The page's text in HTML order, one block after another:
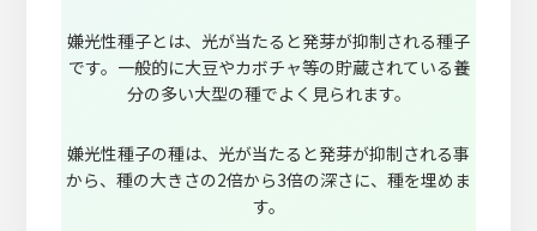
嫌光性種子とは、光が当たると発芽が抑制される種子
です。一般的に大豆やカボチャ等の貯蔵されている養
分の多い大型の種でよく見られます。
嫌光性種子の種は、光が当たると発芽が抑制される事
から、種の大きさの2倍から3倍の深さに、種を埋めま
す。